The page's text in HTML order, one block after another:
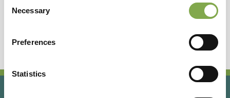
Selection
Necessary
Preferences
Statistics
Il Vivaio Borgioli Taddei è specializzato nella
collezione, ma anche camelie, clematidi e glicini.